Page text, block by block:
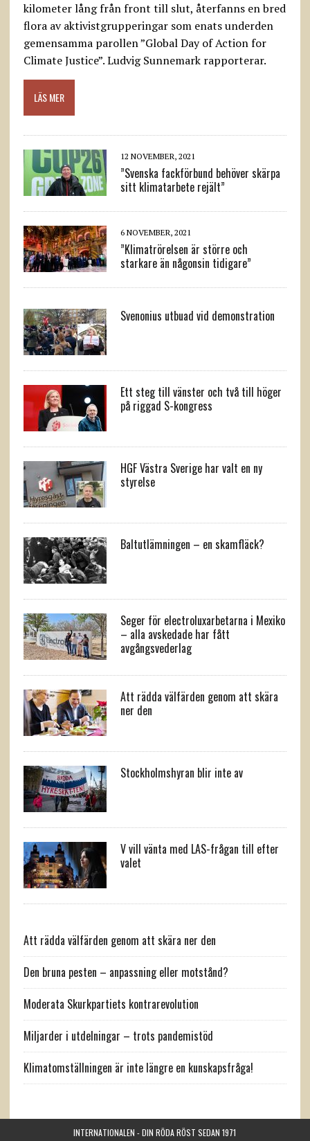
kilometer lång från front till slut, återfanns en bred
flora av aktivistgrupperingar som enats underden
gemensamma parollen ”Global Day of Action for
Climate Justice”. Ludvig Sunnemark rapporterar.
LÄS MER
12 NOVEMBER, 2021
”Svenska fackförbund behöver skärpa
sitt klimatarbete rejält”
6 NOVEMBER, 2021
”Klimatrörelsen är större och
starkare än någonsin tidigare”
Svenonius utbuad vid demonstration
Ett steg till vänster och två till höger
på riggad S-kongress
HGF Västra Sverige har valt en ny
styrelse
Baltutlämningen – en skamfläck?
Seger för electroluxarbetarna i Mexiko
– alla avskedade har fått
avgångsvederlag
Att rädda välfärden genom att skära
ner den
Stockholmshyran blir inte av
V vill vänta med LAS-frågan till efter
valet
Att rädda välfärden genom att skära ner den
Den bruna pesten – anpassning eller motstånd?
Moderata Skurkpartiets kontrarevolution
Miljarder i utdelningar – trots pandemistöd
Klimatomställningen är inte längre en kunskapsfråga!
INTERNATIONALEN - DIN RÖDA RÖST SEDAN 1971